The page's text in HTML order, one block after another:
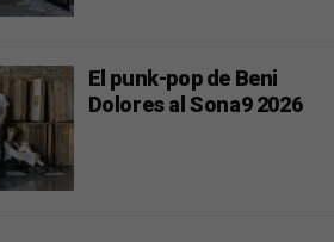
El punk-pop de Beni
Dolores al Sona9 2026